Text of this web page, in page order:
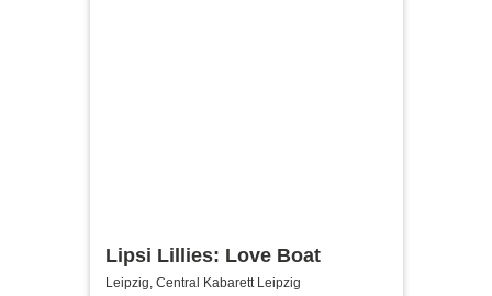
Lipsi Lillies: Love Boat
Leipzig, Central Kabarett Leipzig